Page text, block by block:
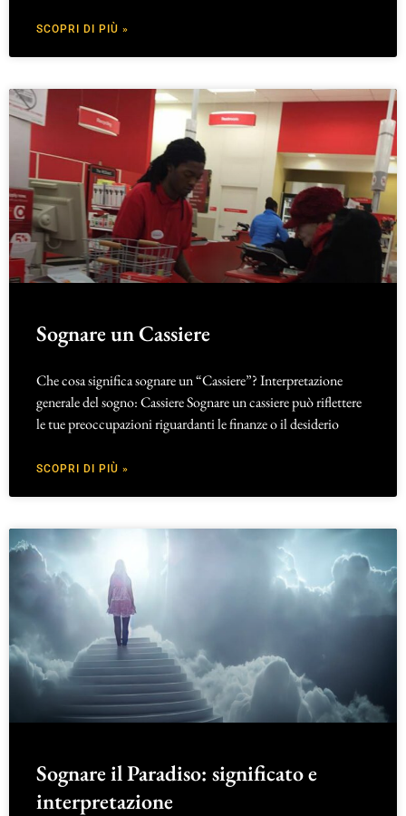
SCOPRI DI PIÙ »
Sognare un Cassiere
Che cosa significa sognare un “Cassiere”? Interpretazione
generale del sogno: Cassiere Sognare un cassiere può riflettere
le tue preoccupazioni riguardanti le finanze o il desiderio
SCOPRI DI PIÙ »
Sognare il Paradiso: significato e
interpretazione